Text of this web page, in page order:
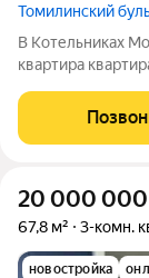
Томилинский
В Котельниках
квартира
бульвар».
станции метро
20 000 000
67,8 м² 3-комн.
новостройка